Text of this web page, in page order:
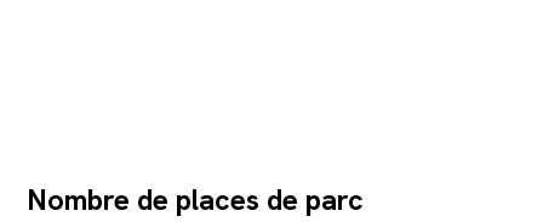
Nombre de places de parc